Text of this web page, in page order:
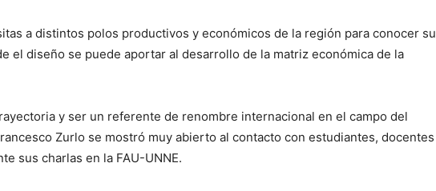
a distintos polos productivos y económicos de la región para conocer su
el diseño se puede aportar al desarrollo de la matriz económica de la
y ser un referente de renombre internacional en el campo del
Zurlo se mostró muy abierto al contacto con estudiantes, docentes
sus charlas en la FAU-UNNE.